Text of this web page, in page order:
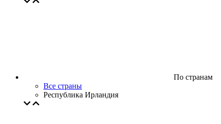
По странам
Все страны
Республика Ирландия